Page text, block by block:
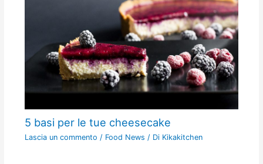
5 basi per le tue cheesecake
Lascia un commento / Food News / Di Kikakitchen